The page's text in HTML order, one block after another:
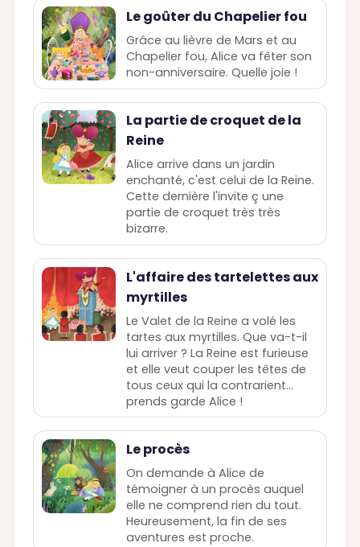
Le goûter du Chapelier fou
Grâce au lièvre de Mars et au
Chapelier fou, Alice va fêter son
non-anniversaire. Quelle joie !
La partie de croquet de la
Reine
Alice arrive dans un jardin
enchanté, c'est celui de la Reine.
Cette dernière l'invite ç une
partie de croquet très très
bizarre.
L'affaire des tartelettes aux
myrtilles
Le Valet de la Reine a volé les
tartes aux myrtilles. Que va-t-il
lui arriver ? La Reine est furieuse
et elle veut couper les têtes de
tous ceux qui la contrarient…
prends garde Alice !
Le procès
On demande à Alice de
témoigner à un procès auquel
elle ne comprend rien du tout.
Heureusement, la fin de ses
aventures est proche.